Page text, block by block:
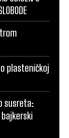
plasteničkoj
susreta: